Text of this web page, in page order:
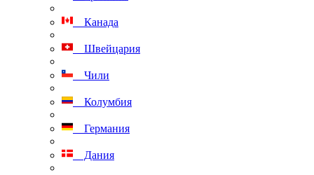
Канада
Швейцария
Чили
Колумбия
Германия
Дания